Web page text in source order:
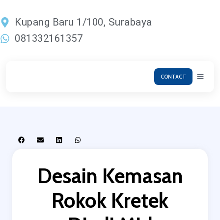
ke
konten
Kupang Baru 1/100, Surabaya
081332161357
CONTACT
Desain Kemasan
Rokok Kretek